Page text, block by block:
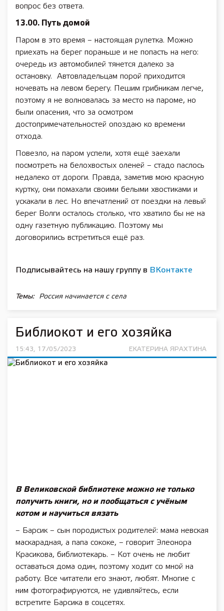
вопрос без ответа.
13.00. Путь домой
Паром в это время – настоящая рулетка. Можно
приехать на берег пораньше и не попасть на него:
очередь из автомобилей тянется далеко за
остановку. Автовладельцам порой приходится
ночевать на левом берегу. Пешим грибникам легче,
поэтому я не волновалась за место на пароме, но
были опасения, что за осмотром
достопримечательностей опоздаю ко времени
отхода.
Повезло, на паром успели, хотя ещё заехали
посмотреть на белохвостых оленей – стадо паслось
недалеко от дороги. Правда, заметив мою красную
куртку, они помахали своими белыми хвостиками и
ускакали в лес. Но впечатлений от поездки на левый
берег Волги осталось столько, что хватило бы не на
одну газетную публикацию. Поэтому мы
договорились встретиться ещё раз.
Подписывайтесь на нашу группу в ВКонтакте
Темы: Россия начинается с села
Библиокот и его хозяйка
15:43, 17/05/2023 ЕКАТЕРИНА ЯРАХТИНА
В Великовской библиотеке можно не только
получить книги, но и пообщаться с учёным
котом и научиться вязать
– Барсик – сын породистых родителей: мама невская
маскарадная, а папа сококе, – говорит Элеонора
Красикова, библиотекарь. – Кот очень не любит
оставаться дома один, поэтому ходит со мной на
работу. Все читатели его знают, любят. Многие с
ним фотографируются, не удивляйтесь, если
встретите Барсика в соцсетях.